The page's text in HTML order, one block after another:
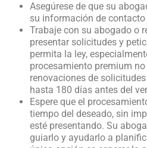
Asegúrese de que su
su información de
Trabaje con su abogado o
presentar solicitudes y
permita la ley,
procesamiento premium
renovaciones de
hasta 180 días antes del
Espere que el
tiempo del deseado, sin
esté presentando. Su
guiarlo y ayudarlo a